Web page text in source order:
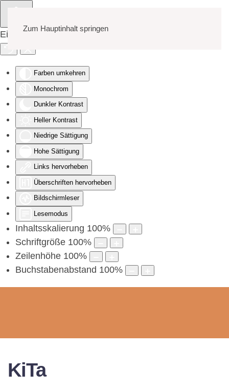
Eingabehilfen öffnen
Farben umkehren
Monochrom
Dunkler Kontrast
Heller Kontrast
Niedrige Sättigung
Hohe Sättigung
Links hervorheben
Überschriften hervorheben
Bildschirmleser
Lesemodus
Inhaltsskalierung 100%
Schriftgröße 100%
Zeilenhöhe 100%
Buchstabenabstand 100%
Zum Hauptinhalt springen
KiTa